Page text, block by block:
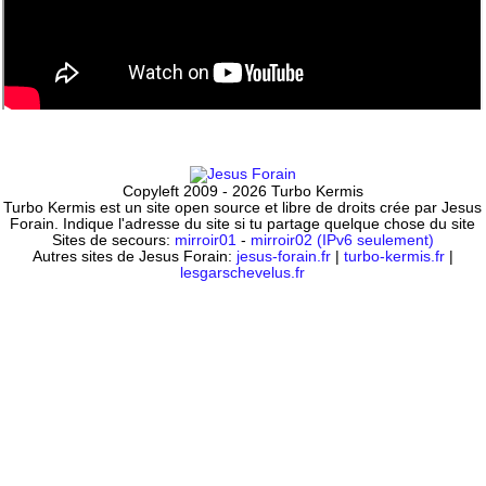
Copyleft 2009 - 2026 Turbo Kermis
Turbo Kermis est un site open source et libre de droits crée par Jesus
Forain. Indique l'adresse du site si tu partage quelque chose du site
Sites de secours: mirroir01 - mirroir02 (IPv6 seulement)
Autres sites de Jesus Forain: jesus-forain.fr| turbo-kermis.fr|
lesgarschevelus.fr